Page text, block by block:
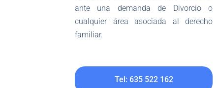
ante una demanda de Divorcio o
cualquier área asociada al derecho
familiar.
Tel: 635 522 162